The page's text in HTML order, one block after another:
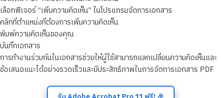
เลือกฟีเจอร์ “เพิ่มความคิดเห็น” ในโปรแกรมจัดการเอกสาร
คลิกที่ตำแหน่งที่ต้องการเพิ่มความคิดเห็น
พิมพ์ความคิดเห็นของคุณ
บันทึกเอกสาร
การทำงานร่วมกันในเอกสารช่วยให้ผู้ใช้สามารถแลกเปลี่ยนความคิดเห็นและ
ข้อเสนอแนะได้อย่างรวดเร็วและมีประสิทธิภาพในการจัดการเอกสาร PDF